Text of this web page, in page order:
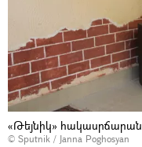
«Թեյնիկ» հակասրճարան
© Sputnik / Janna Poghosyan